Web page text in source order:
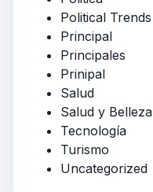
Political Trends
Principal
Principales
Prinipal
Salud
Salud y Belleza
Tecnología
Turismo
Uncategorized